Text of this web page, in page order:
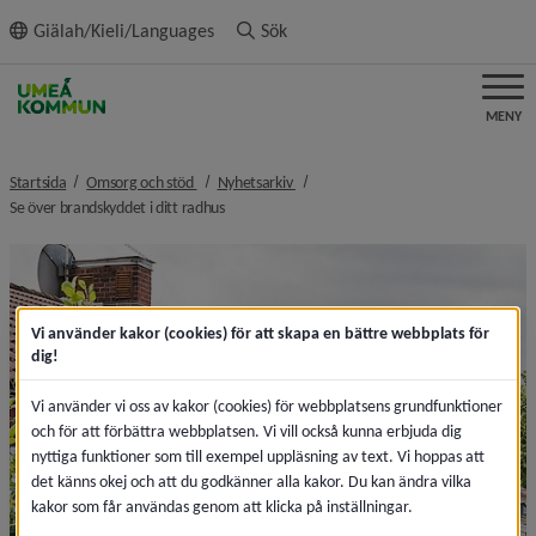
innehållet
Giälah/Kieli/Languages Sök
MENY
Startsida Omsorg och stöd nivå i brödsmulenavigeringen
Nyhetsarkiv nivå i brödsmulenavigeringen
Se över brandskyddet i ditt radhusnivå i brödsmulenavigeringen
Vi använder kakor (cookies) för att skapa en bättre webbplats för
dig!
Vi använder vi oss av kakor (cookies) för webbplatsens grundfunktioner
och för att förbättra webbplatsen. Vi vill också kunna erbjuda dig
nyttiga funktioner som till exempel uppläsning av text. Vi hoppas att
det känns okej och att du godkänner alla kakor. Du kan ändra vilka
kakor som får användas genom att klicka på inställningar.